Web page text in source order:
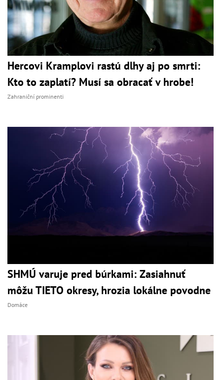
Hercovi Kramplovi rastú dlhy aj po smrti:
Kto to zaplatí? Musí sa obracať v hrobe!
Zahraniční prominenti
SHMÚ varuje pred búrkami: Zasiahnuť
môžu TIETO okresy, hrozia lokálne povodne
Domáce